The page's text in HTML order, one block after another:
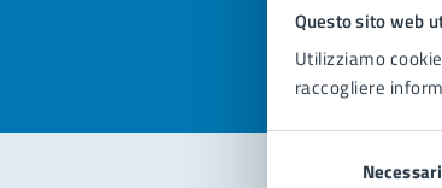
Questo sito web
Utilizziamo
raccogliere
Necessari